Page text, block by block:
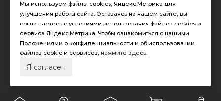
Контакты
Покупателям
Способы оплаты
Условия оформления заказа
Таблица допустимых размеров
Мы используем файлы cookies, Яндекс.Метрика для
улучшения работы сайта. Оставаясь на нашем сайте, вы
соглашаетесь с условиями использования файлов cookies и
сервиса Яндекс.Метрика. Чтобы ознакомиться с нашими
Положениями о конфиденциальности и об использовании
файлов cookie и сервисов, нажмите здесь.
Я согласен